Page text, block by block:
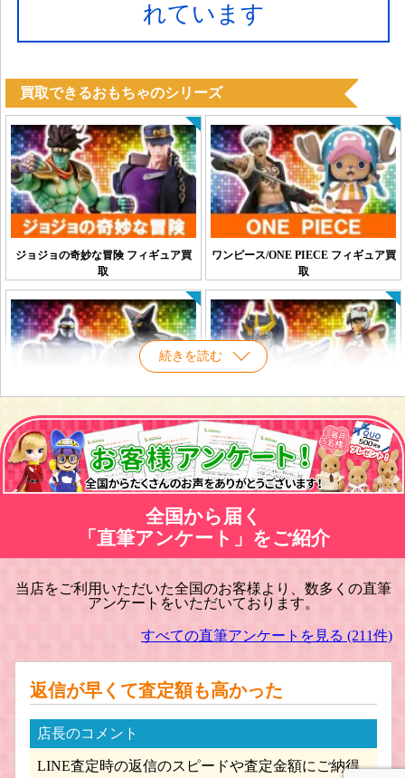
れています
買取できるおもちゃのシリーズ
続きを読む
ジョジョの奇妙な冒険 フィギュア買
取
ワンピース/ONE PIECE フィギュア買
取
鉄人28号 フィギュア買取 聖闘士星矢 フィギュア買取
新世紀エヴァンゲリオン フィギュア
キン肉マン フィギュア買取
全国から届く
「直筆アンケート」をご紹介
当店をご利用いただいた全国のお客様より、数多くの直筆
アンケートをいただいております。
すべての直筆アンケートを見る (211件)
返信が早くて査定額も高かった
店長のコメント
LINE査定時の返信のスピードや査定金額にご納得